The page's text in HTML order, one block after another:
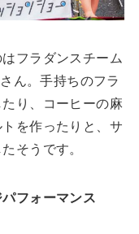
フラダンスチーム
ん。手持ちのフラ
り、コーヒーの麻
を作ったりと、サ
そうです。
フォーマンス